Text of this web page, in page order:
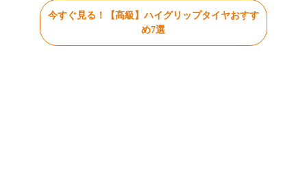
今すぐ見る！【高級】ハイグリップタイヤおすす
め7選